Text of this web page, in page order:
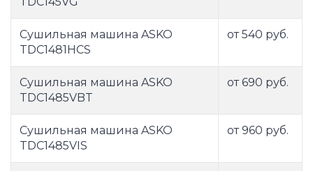
Сушильная машина ASKO
TDC1481HCS
от 540 руб.
Сушильная машина ASKO
TDC1485VBT
от 690 руб.
Сушильная машина ASKO
TDC1485VIS
от 960 руб.